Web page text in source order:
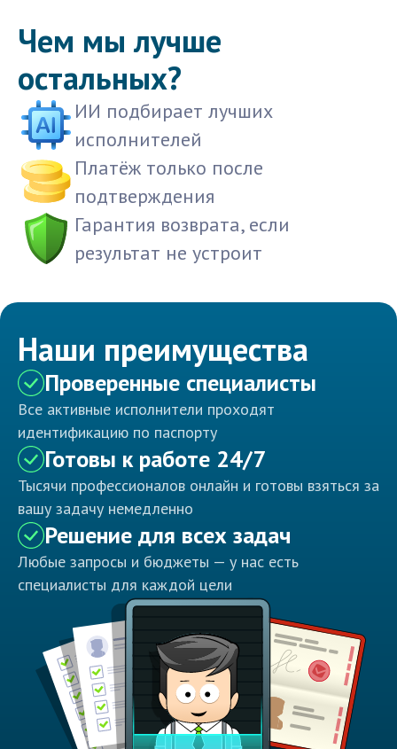
Чем мы лучше
остальных?
ИИ подбирает лучших
исполнителей
Платёж только после
подтверждения
Гарантия возврата, если
результат не устроит
Наши преимущества
Проверенные специалисты
Все активные исполнители проходят
идентификацию по паспорту
Готовы к работе 24/7
Тысячи профессионалов онлайн и готовы взяться за
вашу задачу немедленно
Решение для всех задач
Любые запросы и бюджеты — у нас есть
специалисты для каждой цели